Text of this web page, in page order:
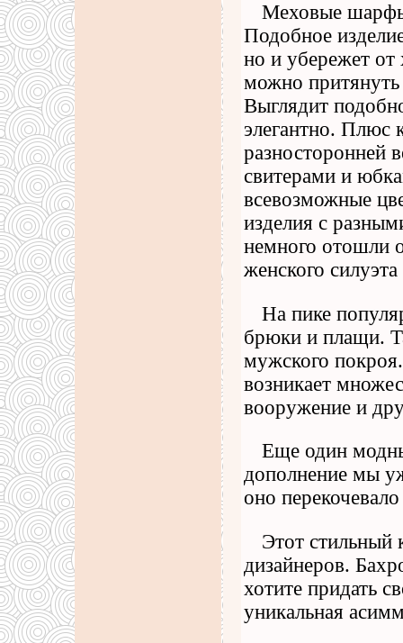
Меховые
Подобное
но и убережет
можно
Выглядит
элегантно. Плюс
разносторонней
свитерами и
всевозможные
изделия с
немного отошли
женского
На пике
брюки и плащи.
мужского
возникает
вооружение и
Еще один
дополнение мы
оно
Этот стильный
дизайнеров.
хотите придать
уникальная